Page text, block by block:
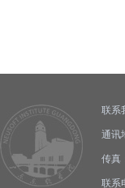
联系
通讯
传真
联系